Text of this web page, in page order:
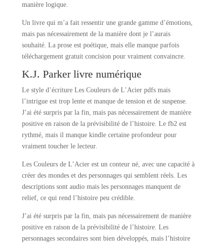
manière logique.
Un livre qui m’a fait ressentir une grande gamme d’émotions,
mais pas nécessairement de la manière dont je l’aurais
souhaité. La prose est poétique, mais elle manque parfois
téléchargement gratuit concision pour vraiment convaincre.
K.J. Parker livre numérique
Le style d’écriture Les Couleurs de L’Acier pdfs mais
l’intrigue est trop lente et manque de tension et de suspense.
J’ai été surpris par la fin, mais pas nécessairement de manière
positive en raison de la prévisibilité de l’histoire. Le fb2 est
rythmé, mais il manque kindle certaine profondeur pour
vraiment toucher le lecteur.
Les Couleurs de L’Acier est un conteur né, avec une capacité à
créer des mondes et des personnages qui semblent réels. Les
descriptions sont audio mais les personnages manquent de
relief, ce qui rend l’histoire peu crédible.
J’ai été surpris par la fin, mais pas nécessairement de manière
positive en raison de la prévisibilité de l’histoire. Les
personnages secondaires sont bien développés, mais l’histoire